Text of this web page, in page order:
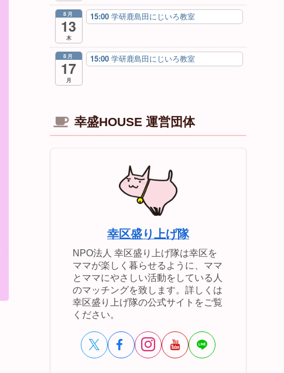
8月
13
木
15:00 学研鹿島田にじいろ教室
8月
17
月
15:00 学研鹿島田にじいろ教室
幸盛HOUSE 運営団体
幸区盛り上げ隊
NPO法人 幸区盛り上げ隊は幸区を
ママが楽しく暮らせるように、ママ
とママにやさしい活動をしている人
のマッチングを致します。詳しくは
幸区盛り上げ隊の公式サイトをご覧
ください。